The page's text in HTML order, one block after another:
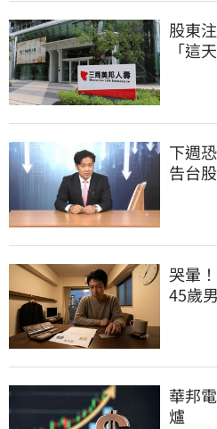
股東
「這
下週
告台
哭暈
45歲
華邦
爐